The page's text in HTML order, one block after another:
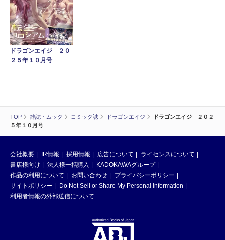
TOP 雑誌・ムック コミック誌 ドラゴンエイジ
ドラゴンエイジ ２０２
５年１０月号
ドラゴンエイジ ２０
２５年１０月号
会社概要 IR情報 採用情報 広告について
ライセンスについて
書店様向け
法人様一括購入
KADOKAWAグループ
作品の利用について
お問い合わせ
プライバシーポリシー
サイトポリシー
Do Not Sell or Share My Personal Information
利用者情報の外部送信について